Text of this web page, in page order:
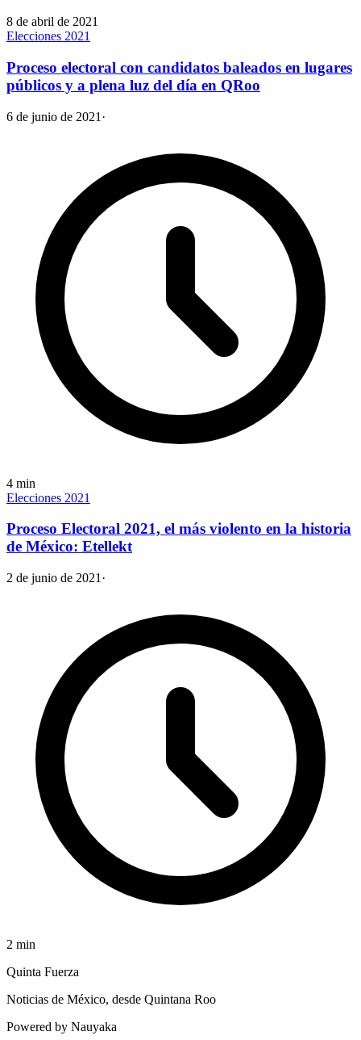
8 de abril de 2021
Elecciones 2021
Proceso electoral con candidatos baleados en lugares
públicos y a plena luz del día en QRoo
6 de junio de 2021 ·
4 min
Elecciones 2021
Proceso Electoral 2021, el más violento en la historia
de México: Etellekt
2 de junio de 2021 ·
2 min
Quinta Fuerza
Noticias de México, desde Quintana Roo
Powered by Nauyaka